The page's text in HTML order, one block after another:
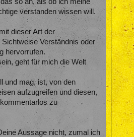
verstanden wissen will.
dieser Art der
Verständnis oder
hervorrufen.
geht für mich die Welt
und mag, ist, von den
aufzugreifen und diesen,
zu
Aussage nicht, zumal ich